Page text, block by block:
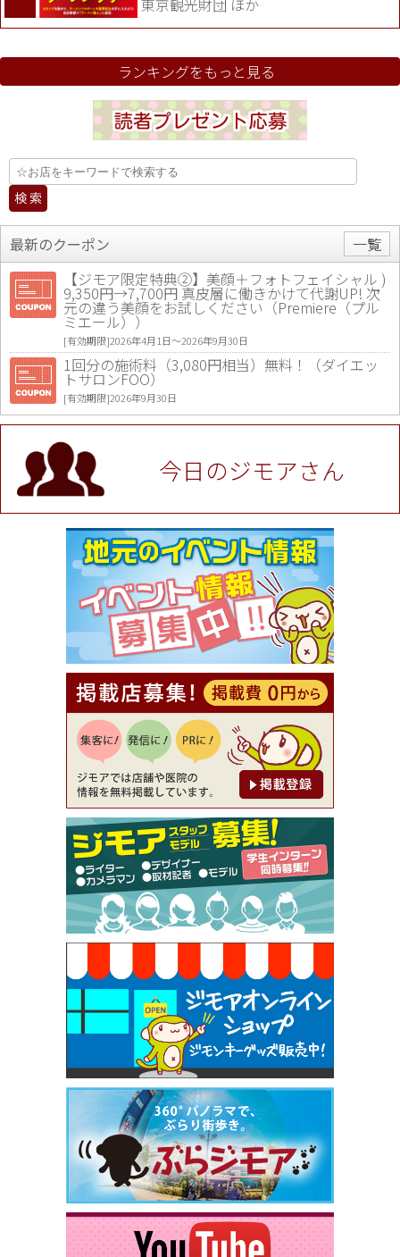
東京観光財団 ほか
ランキングをもっと見る
最新のクーポン
一覧
【ジモア限定特典②】美顔＋フォトフェイシャル )
9,350円→7,700円 真皮層に働きかけて代謝UP! 次
元の違う美顔をお試しください（Premiere（プル
ミエール））
[有効期限]2026年4月1日〜2026年9月30日
1回分の施術料（3,080円相当）無料！（ダイエッ
トサロンFOO）
[有効期限]2026年9月30日
値段提示後「ジモア見た」で更に買い取り金額 U
P！※チケットと新品商品は除く（大黒屋 高田馬場
駅前店）
[有効期限]2026年9月30日
★ジモア限定特典★ お会計より全品5％OFF（ナチ
ュラル＆ハンドメイドショップ［マキマキ］）
[有効期限]2026年9月30日まで
【ジモア限定①】初回割引 特価 VIO脱毛11,000円
⇒8,800円（メンズ専門ワックス脱毛サロン Mickle
（ミックル））
[有効期限]2026年9月30日
【ジモア読者特典2】コース 3,500円→3,000円（料
理5品+2時間飲み放題）（創作イタリアン Pia Cu
ore（ピアクオーレ））
[有効期限]2026年9月30日
【ジモア読者特典1】料理全品20％OFF ※18時以
降（創作イタリアン Pia Cuore（ピアクオーレ））
[有効期限]2026年9月30日
【ジモア限定②】初回割引 特価 鼻毛脱毛 半額 2,2
00円⇒1,100円（メンズ専門ワックス脱毛サロン Mi
ckle（ミックル））
[有効期限]2026年9月30日
【ジモア限定特典①】まつ毛カール 3,850円→ 2,7
50円（Premiere（プルミエール））
[有効期限]2026年9月30日
焼き餃子 一皿サービス（餃子酒場たっちゃん 西
早稲田店）
[有効期限]2026年9月30日
今日のジモアさん